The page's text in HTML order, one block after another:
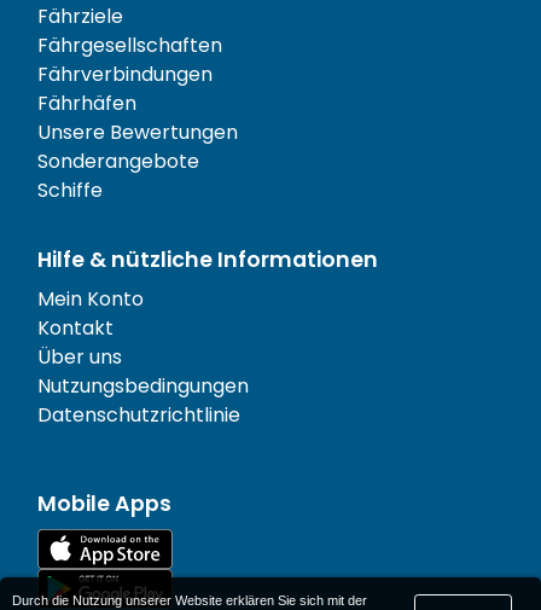
Fährziele
Fährgesellschaften
Fährverbindungen
Fährhäfen
Unsere Bewertungen
Sonderangebote
Schiffe
Hilfe & nützliche Informationen
Mein Konto
Kontakt
Über uns
Nutzungsbedingungen
Datenschutzrichtlinie
Mobile Apps
Durch die Nutzung unserer Website erklären Sie sich mit der